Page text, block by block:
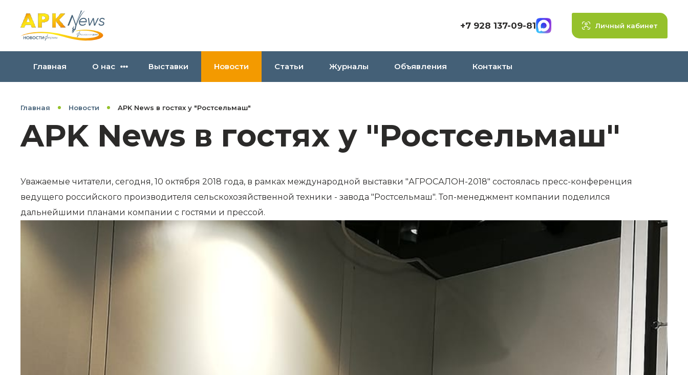
+7 928 137-09-81 Личный кабинет
Главная О нас Выставки Новости Статьи Журналы Объявления Контакты
Главная Новости APK News в гостях у "Ростсельмаш"
APK News в гостях у "Ростсельмаш"
Уважаемые читатели, сегодня, 10 октября 2018 года, в рамках международной выставки "АГРОСАЛОН-2018" состоялась пресс-конференция
ведущего российского производителя сельскохозяйственной техники - завода "Ростсельмаш". Топ-менеджмент компании поделился
дальнейшими планами компании с гостями и прессой.